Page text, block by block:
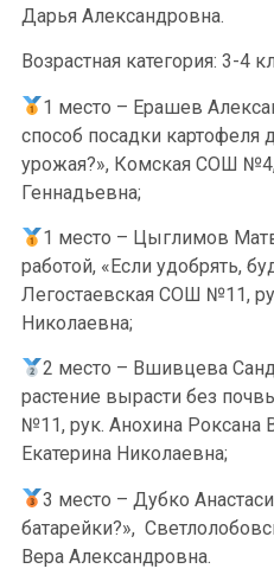
Дарья Александровна.
Возрастная категория: 3-4
1 место – Ерашев
способ посадки картофеля
урожая?», Комская СОШ №4,
Геннадьевна;
1 место – Цыглимов
работой, «Если удобрять,
Легостаевская СОШ №11,
Николаевна;
2 место – Вшивцева
растение вырасти без
№11, рук. Анохина Роксана
Екатерина Николаевна;
3 место – Дубко
батарейки?»,
Вера Александровна.